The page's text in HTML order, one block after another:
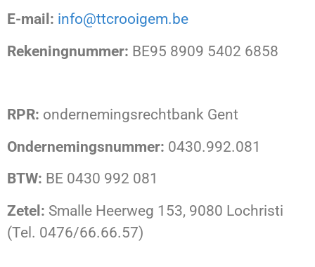
E-mail: info@ttcrooigem.be
Rekeningnummer: BE95 8909 5402 6858
RPR: ondernemingsrechtbank Gent
Ondernemingsnummer: 0430.992.081
BTW: BE 0430 992 081
Zetel: Smalle Heerweg 153, 9080 Lochristi
(Tel. 0476/66.66.57)